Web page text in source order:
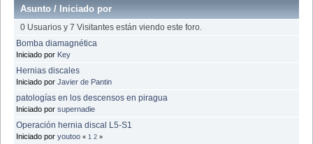
Asunto / Iniciado por
0 Usuarios y 7 Visitantes están viendo este foro.
Bomba diamagnética
Iniciado por Key
Hernias discales
Iniciado por Javier de Pantin
patologías en los descensos en piragua
Iniciado por supernadie
Operación hernia discal L5-S1
Iniciado por youtoo « 1 2 »